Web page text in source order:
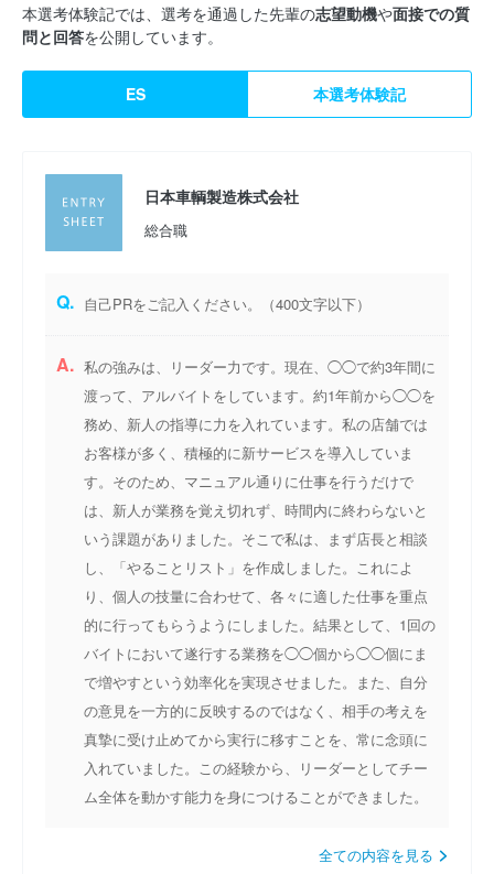
本選考体験記では、選考を通過した先輩の志望動機や面接での質
問と回答を公開しています。
ES 本選考体験記
日本車輌製造株式会社
総合職
Q. 自己PRをご記入ください。（400文字以下）
A. 私の強みは、リーダー力です。現在、◯◯で約3年間に
渡って、アルバイトをしています。約1年前から◯◯を
務め、新人の指導に力を入れています。私の店舗では
お客様が多く、積極的に新サービスを導入していま
す。そのため、マニュアル通りに仕事を行うだけで
は、新人が業務を覚え切れず、時間内に終わらないと
いう課題がありました。そこで私は、まず店長と相談
し、「やることリスト」を作成しました。これによ
り、個人の技量に合わせて、各々に適した仕事を重点
的に行ってもらうようにしました。結果として、1回の
バイトにおいて遂行する業務を◯◯個から◯◯個にま
で増やすという効率化を実現させました。また、自分
の意見を一方的に反映するのではなく、相手の考えを
真摯に受け止めてから実行に移すことを、常に念頭に
入れていました。この経験から、リーダーとしてチー
ム全体を動かす能力を身につけることができました。
全ての内容を見る